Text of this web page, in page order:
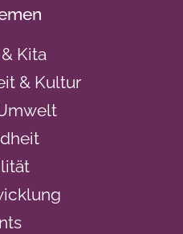
Kita
& Kultur